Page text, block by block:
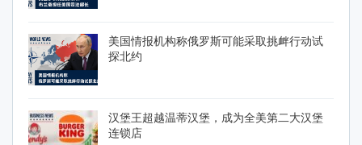
美国情报机构称俄罗斯可能采取挑衅行动试
探北约
汉堡王超越温蒂汉堡，成为全美第二大汉堡
连锁店